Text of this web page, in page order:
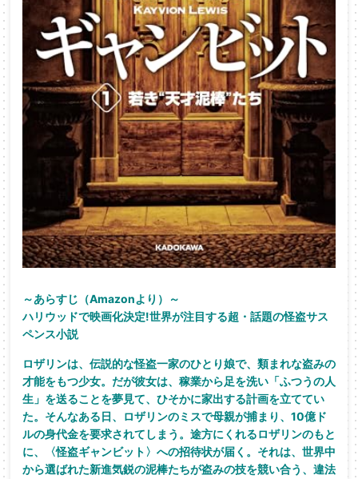
～あらすじ（Amazonより）～
ハリウッドで映画化決定!世界が注目する超・話題の怪盗サス
ペンス小説
ロザリンは、伝説的な怪盗一家のひとり娘で、類まれな盗みの
才能をもつ少女。だが彼女は、稼業から足を洗い「ふつうの人
生」を送ることを夢見て、ひそかに家出する計画を立ててい
た。そんなある日、ロザリンのミスで母親が捕まり、10億ド
ルの身代金を要求されてしまう。途方にくれるロザリンのもと
に、〈怪盗ギャンビット〉への招待状が届く。それは、世界中
から選ばれた新進気鋭の泥棒たちが盗みの技を競い合う、違法